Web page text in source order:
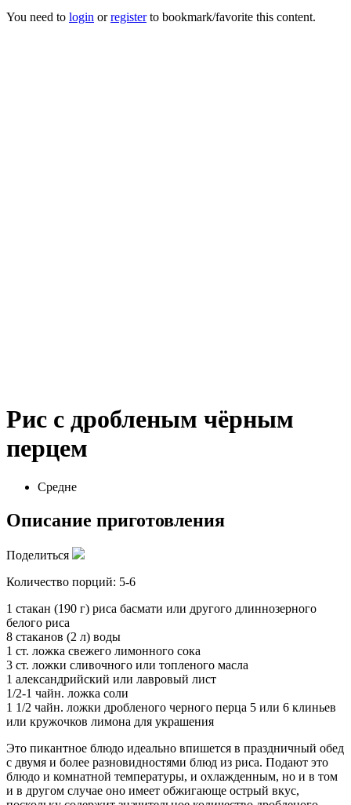
You need to login orregisterto bookmark/favorite this content.
Рис с дробленым чёрным
перцем
Средне
Описание приготовления
Поделиться
Количество порций: 5-6
1 стакан (190 г) риса басмати или другого длиннозерного
белого риса
8 стаканов (2 л) воды
1 ст. ложка свежего лимонного сока
3 ст. ложки сливочного или топленого масла
1 александрийский или лавровый лист
1/2-1 чайн. ложка соли
1 1/2 чайн. ложки дробленого черного перца 5 или 6 клиньев
или кружочков лимона для украшения
Это пикантное блюдо идеально впишется в праздничный обед
с двумя и более разновидностями блюд из риса. Подают это
блюдо и комнатной температуры, и охлажденным, но и в том
и в другом случае оно имеет обжигающе острый вкус,